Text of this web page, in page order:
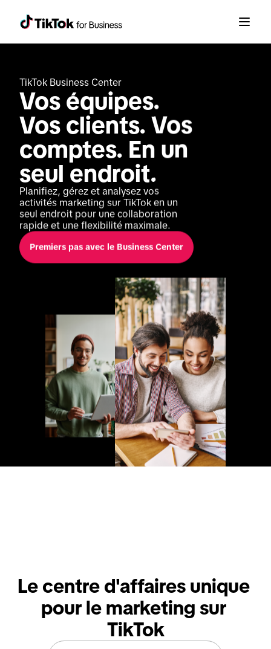
TikTok Business Center
Vos équipes.
Vos clients. Vos
comptes. En un
seul endroit.
Planifiez, gérez et analysez vos
activités marketing sur TikTok en un
seul endroit pour une collaboration
rapide et une flexibilité maximale.
Premiers pas avec le Business Center
Le centre d'affaires unique
pour le marketing sur
TikTok